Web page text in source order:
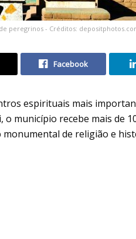
peregrinos - Créditos:
Facebook
espirituais mais
município recebe mais de
de religião e